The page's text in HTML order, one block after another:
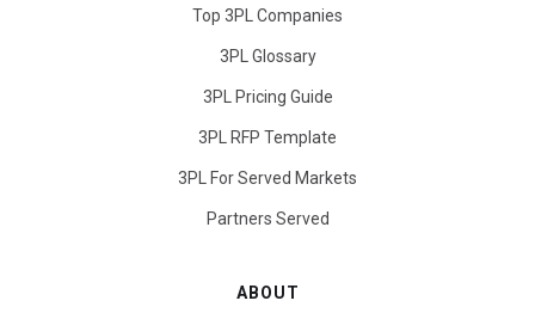
Top 3PL Companies
3PL Glossary
3PL Pricing Guide
3PL RFP Template
3PL For Served Markets
Partners Served
ABOUT